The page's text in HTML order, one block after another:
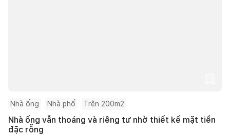
Nhà ống Nhà phố Trên 200m2
Nhà ống vẫn thoáng và riêng tư nhờ thiết kế mặt tiền
đặc rỗng